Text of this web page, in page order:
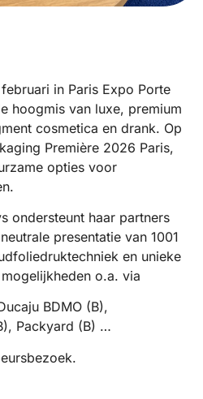
in Paris Expo Porte
hoogmis van luxe, premium
cosmetica en drank. Op
Première 2026 Paris,
opties voor
ondersteunt haar partners
presentatie van 1001
en unieke
o.a. via
BDMO (B),
Packyard (B) …